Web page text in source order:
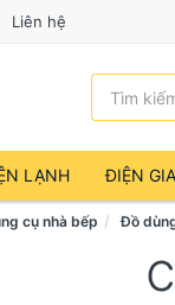
Liên hệ
LẠNH ĐIỆN
cụ nhà bếp Đồ